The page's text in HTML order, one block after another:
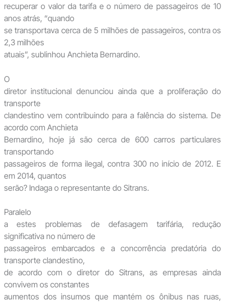
recuperar o valor da tarifa e o número de passageiros de 10
anos atrás, “quando
se transportava cerca de 5 milhões de passageiros, contra os
2,3 milhões
atuais”, sublinhou Anchieta Bernardino.
O
diretor institucional denunciou ainda que a proliferação do
transporte
clandestino vem contribuindo para a falência do sistema. De
acordo com Anchieta
Bernardino, hoje já são cerca de 600 carros particulares
transportando
passageiros de forma ilegal, contra 300 no início de 2012. E
em 2014, quantos
serão? Indaga o representante do Sitrans.
Paralelo
a estes problemas de defasagem tarifária, redução
significativa no número de
passageiros embarcados e a concorrência predatória do
transporte clandestino,
de acordo com o diretor do Sitrans, as empresas ainda
convivem os constantes
aumentos dos insumos que mantém os ônibus nas ruas,